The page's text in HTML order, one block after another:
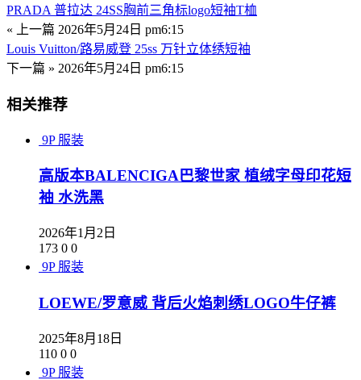
PRADA 普拉达 24SS胸前三角标logo短袖T桖
« 上一篇 2026年5月24日 pm6:15
Louis Vuitton/路易威登 25ss 万针立体绣短袖
下一篇 » 2026年5月24日 pm6:15
相关推荐
9P 服装
高版本BALENCIGA巴黎世家 植绒字母印花短
袖 水洗黑
2026年1月2日
173 0 0
9P 服装
LOEWE/罗意威 背后火焰刺绣LOGO牛仔裤
2025年8月18日
110 0 0
9P 服装